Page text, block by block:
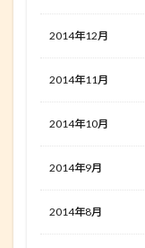
2014年12月
2014年11月
2014年10月
2014年9月
2014年8月